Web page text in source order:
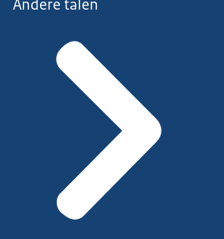
Andere talen